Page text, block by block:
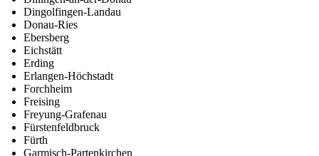
Dingolfingen-Landau
Donau-Ries
Ebersberg
Eichstätt
Erding
Erlangen-Höchstadt
Forchheim
Freising
Freyung-Grafenau
Fürstenfeldbruck
Fürth
Garmisch-Partenkirchen